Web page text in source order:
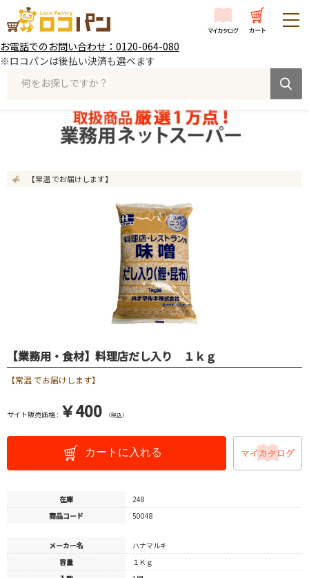
お電話でのお問い合わせ：0120-064-080
※ロコパンは後払い決済も選べます
何をお探しですか？
【常温 でお届けします】
【業務用・食材】料理店だし入り １ｋｇ
【常温 でお届けします】
サイト販売価格 : ￥400 （税込）
カートに入れる
在庫
248
商品コード
50048
メーカー名
ハナマルキ
容量
１Ｋｇ